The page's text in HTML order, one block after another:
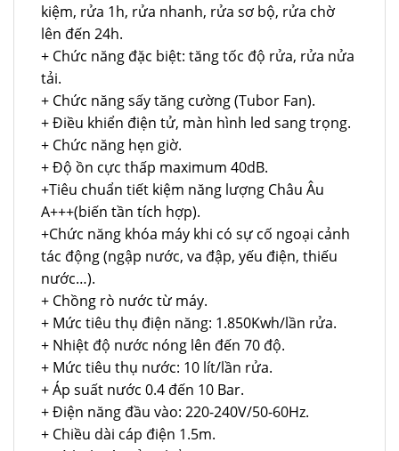
kiệm, rửa 1h, rửa nhanh, rửa sơ bộ, rửa chờ
lên đến 24h.
+ Chức năng đặc biệt: tăng tốc độ rửa, rửa nửa
tải.
+ Chức năng sấy tăng cường (Tubor Fan).
+ Điều khiển điện tử, màn hình led sang trọng.
+ Chức năng hẹn giờ.
+ Độ ồn cực thấp maximum 40dB.
+Tiêu chuẩn tiết kiệm năng lượng Châu Âu
A+++(biến tần tích hợp).
+Chức năng khóa máy khi có sự cố ngoại cảnh
tác động (ngập nước, va đập, yếu điện, thiếu
nước…).
+ Chồng rò nước từ máy.
+ Mức tiêu thụ điện năng: 1.850Kwh/lần rửa.
+ Nhiệt độ nước nóng lên đến 70 độ.
+ Mức tiêu thụ nước: 10 lít/lần rửa.
+ Áp suất nước 0.4 đến 10 Bar.
+ Điện năng đầu vào: 220-240V/50-60Hz.
+ Chiều dài cáp điện 1.5m.